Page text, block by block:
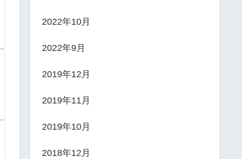
2022年10月
2022年9月
2019年12月
2019年11月
2019年10月
2018年12月